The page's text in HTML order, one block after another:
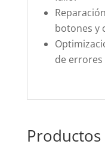
botones y
de errores